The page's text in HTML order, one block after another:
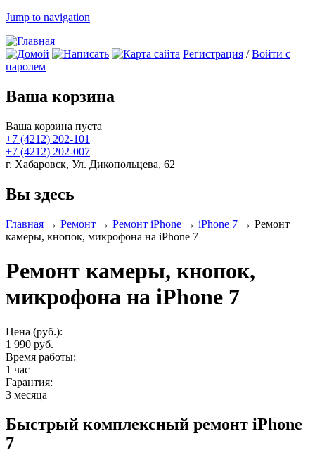
Jump to navigation
Регистрация /Войти с
паролем
Ваша корзина
Ваша корзина пуста
+7 (4212) 202-101
+7 (4212) 202-007
г. Хабаровск, Ул. Дикопольцева, 62
Вы здесь
Главная → Ремонт → Ремонт iPhone → iPhone 7 → Ремонт
камеры, кнопок, микрофона на iPhone 7
Ремонт камеры, кнопок,
микрофона на iPhone 7
Цена (руб.):
1 990 руб.
Время работы:
1 час
Гарантия:
3 месяца
Быстрый комплексный ремонт iPhone
7